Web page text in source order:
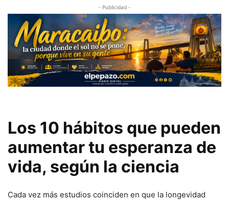
- Publicidad -
Los 10 hábitos que pueden
aumentar tu esperanza de
vida, según la ciencia
Cada vez más estudios coinciden en que la longevidad